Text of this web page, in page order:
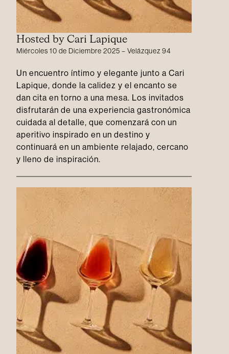
Hosted by Cari Lapique
Miércoles 10 de Diciembre 2025 – Velázquez 94
Un encuentro íntimo y elegante junto a Cari
Lapique, donde la calidez y el encanto se
dan cita en torno a una mesa. Los invitados
disfrutarán de una experiencia gastronómica
cuidada al detalle, que comenzará con un
aperitivo inspirado en un destino y
continuará en un ambiente relajado, cercano
y lleno de inspiración.